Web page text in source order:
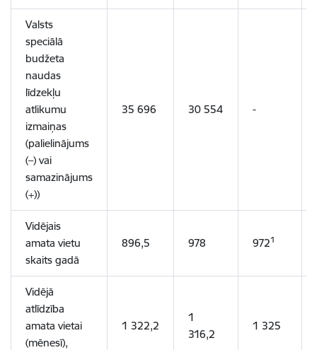
Valsts
speciālā
budžeta
naudas
līdzekļu
atlikumu
izmaiņas
(palielinājums
(–) vai
samazinājums
(+))
35 696 30 554 -
Vidējais
amata vietu
skaits gadā
896,5 978 9721
Vidējā
atlīdzība
amata vietai
(mēnesī),
1 322,2
1
316,2
1 325